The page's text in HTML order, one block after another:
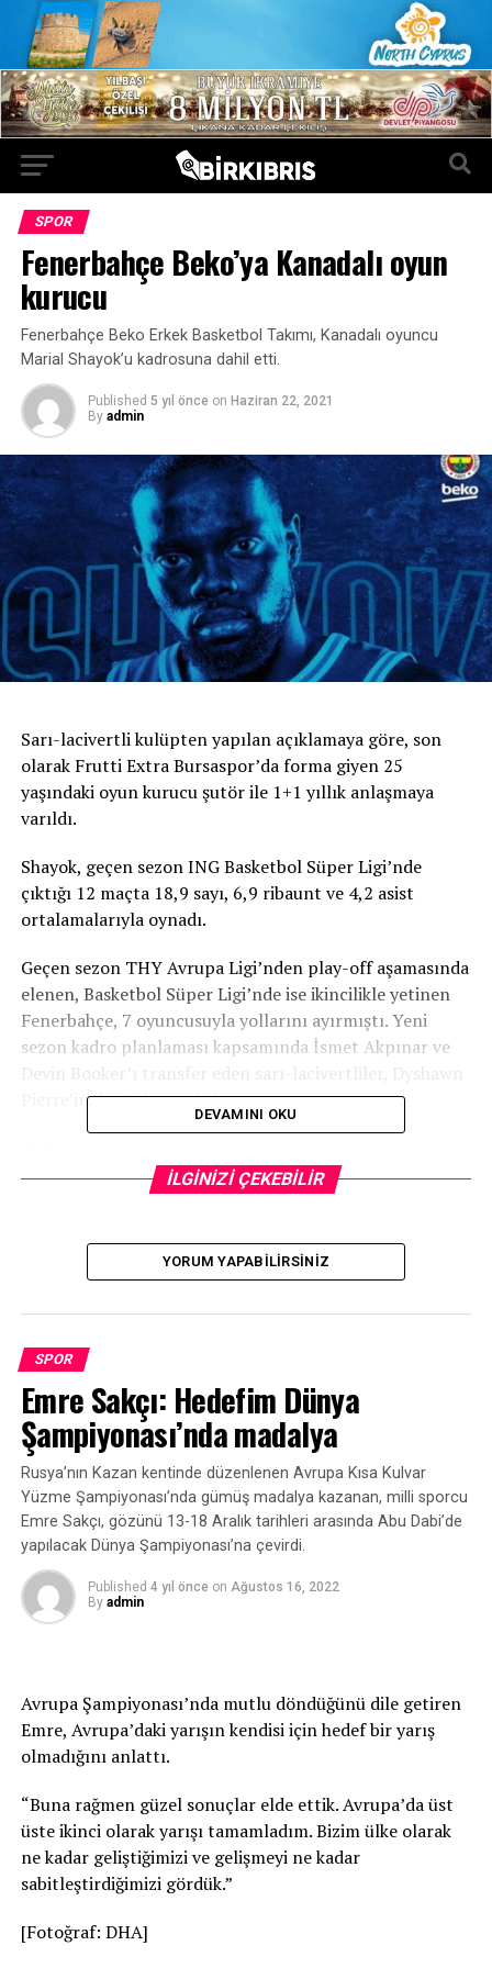
SPOR
Fenerbahçe Beko’ya Kanadalı oyun
kurucu
Fenerbahçe Beko Erkek Basketbol Takımı, Kanadalı oyuncu
Marial Shayok’u kadrosuna dahil etti.
Published 5 yıl önce on Haziran 22, 2021
By admin
Sarı-lacivertli kulüpten yapılan açıklamaya göre, son
olarak Frutti Extra Bursaspor’da forma giyen 25
yaşındaki oyun kurucu şutör ile 1+1 yıllık anlaşmaya
varıldı.
Shayok, geçen sezon ING Basketbol Süper Ligi’nde
çıktığı 12 maçta 18,9 sayı, 6,9 ribaunt ve 4,2 asist
ortalamalarıyla oynadı.
Geçen sezon THY Avrupa Ligi’nden play-off aşamasında
elenen, Basketbol Süper Ligi’nde ise ikincilikle yetinen
Fenerbahçe, 7 oyuncusuyla yollarını ayırmıştı. Yeni
sezon kadro planlaması kapsamında İsmet Akpınar ve
Devin Booker’ı transfer eden sarı-lacivertliler, Dyshawn
Pierre’in de sözleşmesini uzatmıştı.
Milli halterci Besra Duman’dan gümüş madalya
19 Yaş Altı Gelişim Ligleri’nde normal sezon tamamlandı
DEVAMINI OKU
İLGİNİZİ ÇEKEBİLİR
YORUM YAPABILIRSINIZ
SPOR
Emre Sakçı: Hedefim Dünya
Şampiyonası’nda madalya
Rusya’nın Kazan kentinde düzenlenen Avrupa Kısa Kulvar
Yüzme Şampiyonası’nda gümüş madalya kazanan, milli sporcu
Emre Sakçı, gözünü 13-18 Aralık tarihleri arasında Abu Dabi’de
yapılacak Dünya Şampiyonası’na çevirdi.
Published 4 yıl önce on Ağustos 16, 2022
By admin
Avrupa Şampiyonası’nda mutlu döndüğünü dile getiren
Emre, Avrupa’daki yarışın kendisi için hedef bir yarış
olmadığını anlattı.
“Buna rağmen güzel sonuçlar elde ettik. Avrupa’da üst
üste ikinci olarak yarışı tamamladım. Bizim ülke olarak
ne kadar geliştiğimizi ve gelişmeyi ne kadar
sabitleştirdiğimizi gördük.”
[Fotoğraf: DHA]